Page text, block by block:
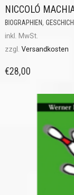
NICCOLÓ
BIOGRAPHIEN,
inkl. MwSt.
zzgl. Versandkosten
€28,00